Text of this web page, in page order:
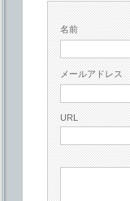
名前
メールアドレス
URL